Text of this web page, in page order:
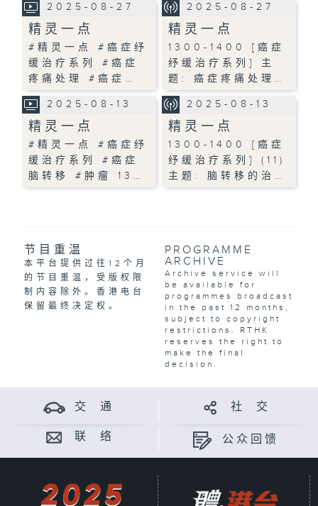
2025-08-27
精灵一点
#精灵一点 #癌症纾
缓治疗系列 #癌症
疼痛处理 #癌症…
2025-08-27
精灵一点
1300-1400 [癌症
纾缓治疗系列] 主
题: 癌症疼痛处理…
2025-08-13
精灵一点
#精灵一点 #癌症纾
缓治疗系列 #癌症
脑转移 #肿瘤 13…
2025-08-13
精灵一点
1300-1400 [癌症
纾缓治疗系列] (11)
主题: 脑转移的治…
节目重温
本平台提供过往12个月
的节目重温，受版权限
制内容除外。香港电台
保留最终决定权。
PROGRAMME
ARCHIVE
Archive service will
be available for
programmes broadcast
in the past 12 months,
subject to copyright
restrictions. RTHK
reserves the right to
make the final
decision.
交 通 社 交
联 络 公众回馈